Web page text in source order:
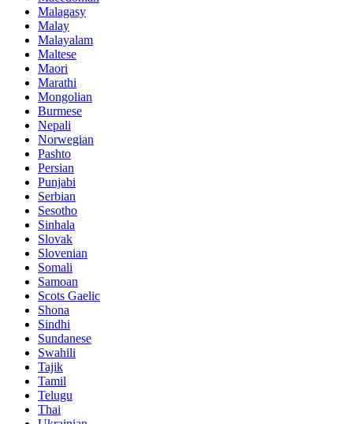
Malagasy
Malay
Malayalam
Maltese
Maori
Marathi
Mongolian
Burmese
Nepali
Norwegian
Pashto
Persian
Punjabi
Serbian
Sesotho
Sinhala
Slovak
Slovenian
Somali
Samoan
Scots Gaelic
Shona
Sindhi
Sundanese
Swahili
Tajik
Tamil
Telugu
Thai